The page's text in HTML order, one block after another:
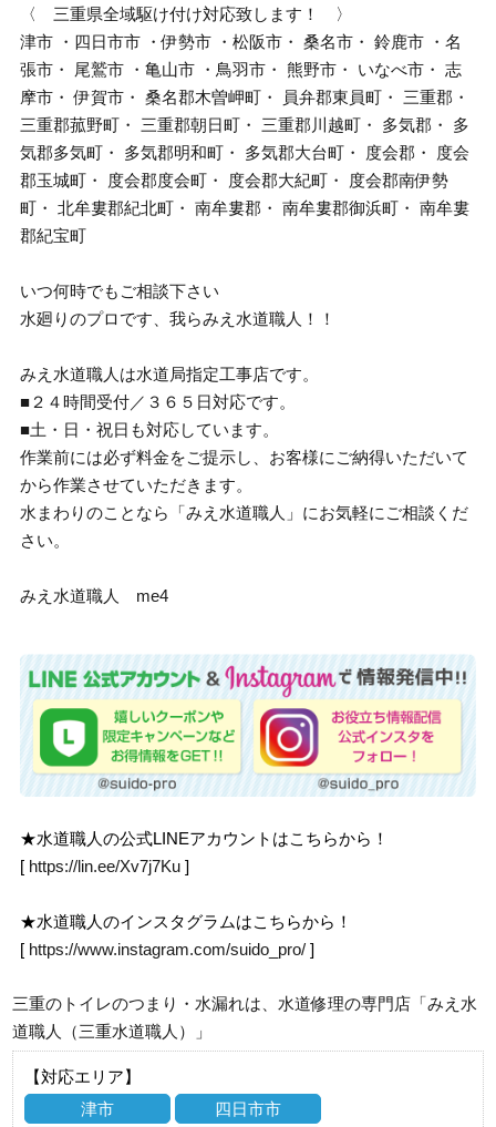
〈 三重県全域駆け付け対応致します！ 〉
津市 ・四日市市 ・伊勢市 ・松阪市・ 桑名市・ 鈴鹿市 ・名
張市・ 尾鷲市 ・亀山市 ・鳥羽市・ 熊野市・ いなべ市・ 志
摩市・ 伊賀市・ 桑名郡木曽岬町・ 員弁郡東員町・ 三重郡・
三重郡菰野町・ 三重郡朝日町・ 三重郡川越町・ 多気郡・ 多
気郡多気町・ 多気郡明和町・ 多気郡大台町・ 度会郡・ 度会
郡玉城町・ 度会郡度会町・ 度会郡大紀町・ 度会郡南伊勢
町・ 北牟婁郡紀北町・ 南牟婁郡・ 南牟婁郡御浜町・ 南牟婁
郡紀宝町
いつ何時でもご相談下さい
水廻りのプロです、我らみえ水道職人！！
みえ水道職人は水道局指定工事店です。
■２４時間受付／３６５日対応です。
■土・日・祝日も対応しています。
作業前には必ず料金をご提示し、お客様にご納得いただいて
から作業させていただきます。
水まわりのことなら「みえ水道職人」にお気軽にご相談くだ
さい。
みえ水道職人 me4
★水道職人の公式LINEアカウントはこちらから！
[ https://lin.ee/Xv7j7Ku ]
★水道職人のインスタグラムはこちらから！
[ https://www.instagram.com/suido_pro/ ]
三重のトイレのつまり・水漏れは、水道修理の専門店「みえ水
道職人（三重水道職人）」
【対応エリア】
津市
四日市市